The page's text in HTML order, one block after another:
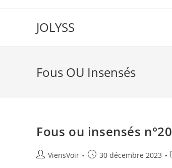
JOLYSS
Fous OU Insensés
Fous ou insensés n°20
ViensVoir 30 décembre 2023